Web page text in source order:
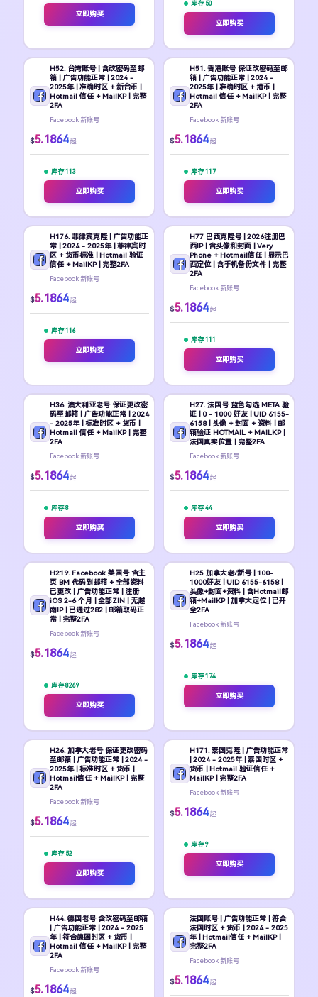
立即购买
库存 50
立即购买
H52. 台湾账号 | 含改密码至邮
箱 | 广告功能正常 | 2024 -
2025年 | 准确时区 + 新台币 |
Hotmail 信任 + MailKP | 完整
2FA
Facebook 新账号
$5.1864 起
库存 113
立即购买
H51. 香港账号 保证改密码至邮
箱 | 广告功能正常 | 2024 -
2025年 | 准确时区 + 港币 |
Hotmail 信任 + MailKP | 完整
2FA
Facebook 新账号
$5.1864 起
库存 117
立即购买
H176. 菲律宾克隆 | 广告功能正
常 | 2024 - 2025年 | 菲律宾时
区 + 货币标准 | Hotmail 验证
信任 + MailKP | 完整2FA
Facebook 新账号
$5.1864 起
库存 116
立即购买
H77 巴西克隆号 | 2026注册巴
西IP | 含头像和封面 | Very
Phone + Hotmail信任 | 显示巴
西定位 | 含手机备份文件 | 完整
2FA
Facebook 新账号
$5.1864 起
库存 111
立即购买
H36. 澳大利亚老号 保证更改密
码至邮箱 | 广告功能正常 | 2024
- 2025年 | 标准时区 + 货币 |
Hotmail 信任 + MailKP | 完整
2FA
Facebook 新账号
$5.1864 起
库存 8
立即购买
H27. 法国号 蓝色勾选 META 验
证 | 0 - 1000 好友 | UID 6155-
6158 | 头像 + 封面 + 资料 | 邮
箱验证 HOTMAIL + MAILKP |
法国真实位置 | 完整2FA
Facebook 新账号
$5.1864 起
库存 44
立即购买
H219. Facebook 美国号 含主
页 BM 代码到邮箱 + 全部资料
已更改 | 广告功能正常 | 注册
iOS 2-6 个月 | 全部ZIN | 无越
南IP | 已通过282 | 邮箱取码正
常 | 完整2FA
Facebook 新账号
$5.1864 起
库存 8269
立即购买
H25 加拿大老/新号 | 100-
1000好友 | UID 6155-6158 |
头像+封面+资料 | 含Hotmail邮
箱+MailKP | 加拿大定位 | 已开
全2FA
Facebook 新账号
$5.1864 起
库存 174
立即购买
H26. 加拿大老号 保证更改密码
至邮箱 | 广告功能正常 | 2024 -
2025年 | 标准时区 + 货币 |
Hotmail信任 + MailKP | 完整
2FA
Facebook 新账号
$5.1864 起
库存 52
立即购买
H171. 泰国克隆 | 广告功能正常
| 2024 - 2025年 | 泰国时区 +
货币 | Hotmail 验证信任 +
MailKP | 完整2FA
Facebook 新账号
$5.1864 起
库存 9
立即购买
H44. 德国老号 含改密码至邮箱
| 广告功能正常 | 2024 - 2025
年 | 符合德国时区 + 货币 |
Hotmail 信任 + MailKP | 完整
2FA
Facebook 新账号
$5.1864 起
法国账号 | 广告功能正常 | 符合
法国时区 + 货币 | 2024 - 2025
年 | Hotmail信任 + MailKP |
完整2FA
Facebook 新账号
$5.1864 起